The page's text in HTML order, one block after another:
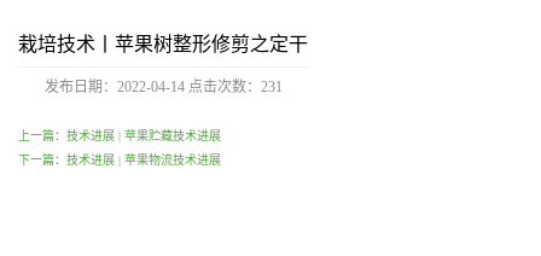
栽培技术丨苹果树整形修剪之定干
发布日期：2022-04-14 点击次数： 231
上一篇：技术进展 | 苹果贮藏技术进展
下一篇：技术进展 | 苹果物流技术进展